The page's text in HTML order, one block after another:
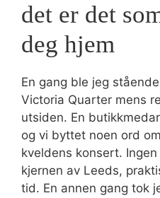
det er det
deg hjem
En gang ble jeg
Victoria Quarter mens
utsiden. En
og vi byttet noen ord
kveldens konsert.
kjernen av Leeds,
tid. En annen gang tok